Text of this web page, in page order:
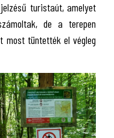
turistaút, amelyet
de a terepen
most tüntették el végleg